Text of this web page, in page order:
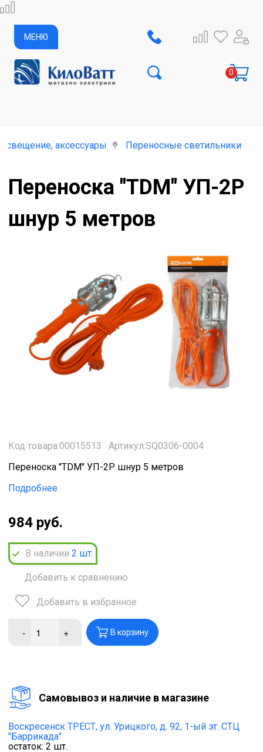
МЕНЮ
аксессуары Переносные светильники
Переноска "TDM" УП-2Р
шнур 5 метров
Код товара:00015513
Артикул:SQ0306-0004
Переноска "TDM" УП-2Р шнур 5 метров
Подробнее
984 руб.
В наличии 2 шт.
Добавить к сравнению
Добавить в избранное
- + В корзину
Cамовывоз и наличие в магазине
Воскресенск ТРЕСТ, ул. Урицкого, д. 92, 1-ый эт. СТЦ
"Баррикада"
остаток: 2 шт.